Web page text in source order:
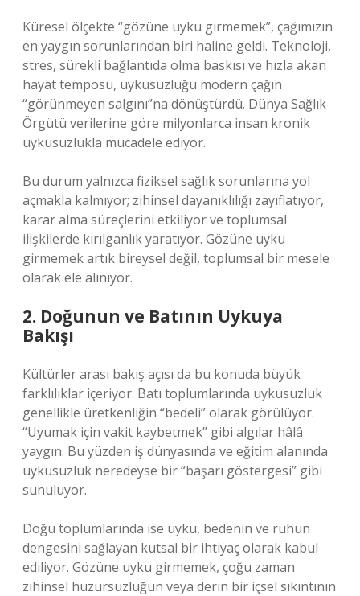
Küresel ölçekte “gözüne uyku girmemek”, çağımızın
en yaygın sorunlarından biri haline geldi. Teknoloji,
stres, sürekli bağlantıda olma baskısı ve hızla akan
hayat temposu, uykusuzluğu modern çağın
“görünmeyen salgını”na dönüştürdü. Dünya Sağlık
Örgütü verilerine göre milyonlarca insan kronik
uykusuzlukla mücadele ediyor.
Bu durum yalnızca fiziksel sağlık sorunlarına yol
açmakla kalmıyor; zihinsel dayanıklılığı zayıflatıyor,
karar alma süreçlerini etkiliyor ve toplumsal
ilişkilerde kırılganlık yaratıyor. Gözüne uyku
girmemek artık bireysel değil, toplumsal bir mesele
olarak ele alınıyor.
2. Doğunun ve Batının Uykuya
Bakışı
Kültürler arası bakış açısı da bu konuda büyük
farklılıklar içeriyor. Batı toplumlarında uykusuzluk
genellikle üretkenliğin “bedeli” olarak görülüyor.
“Uyumak için vakit kaybetmek” gibi algılar hâlâ
yaygın. Bu yüzden iş dünyasında ve eğitim alanında
uykusuzluk neredeyse bir “başarı göstergesi” gibi
sunuluyor.
Doğu toplumlarında ise uyku, bedenin ve ruhun
dengesini sağlayan kutsal bir ihtiyaç olarak kabul
ediliyor. Gözüne uyku girmemek, çoğu zaman
zihinsel huzursuzluğun veya derin bir içsel sıkıntının